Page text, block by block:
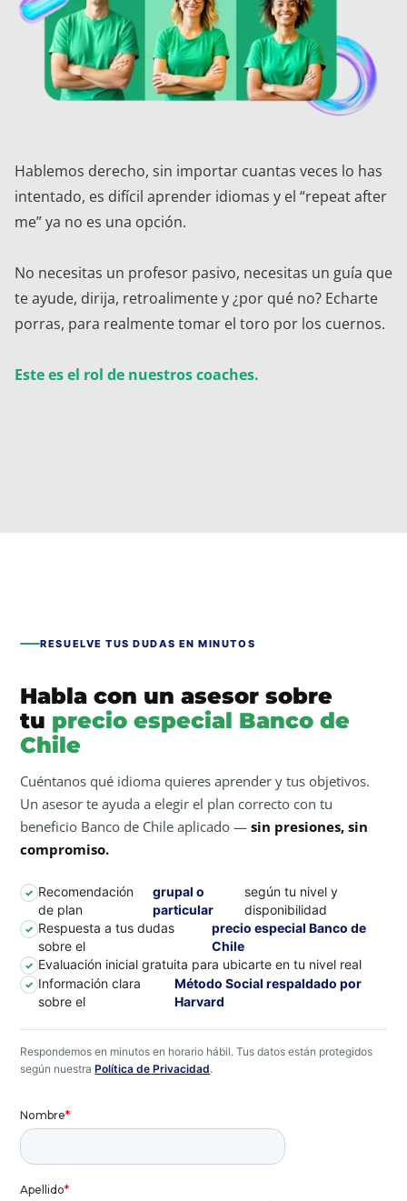
Hablemos derecho, sin importar cuantas veces lo has
intentado, es difícil aprender idiomas y el “repeat after
me” ya no es una opción.
No necesitas un profesor pasivo, necesitas un guía que
te ayude, dirija, retroalimente y ¿por qué no? Echarte
porras, para realmente tomar el toro por los cuernos.
Este es el rol de nuestros coaches.
RESUELVE TUS DUDAS EN MINUTOS
Habla con un asesor sobre
tu precio especial Banco de
Chile
Cuéntanos qué idioma quieres aprender y tus objetivos.
Un asesor te ayuda a elegir el plan correcto con tu
beneficio Banco de Chile aplicado —sin presiones, sin
compromiso.
✓ Recomendación
de plan
grupal o
particular
según tu nivel y
disponibilidad
✓ Respuesta a tus dudas
sobre el
precio especial Banco de
Chile
✓ Evaluación inicial gratuita para ubicarte en tu nivel real
✓ Información clara
sobre el
Método Social respaldado por
Harvard
Respondemos en minutos en horario hábil. Tus datos están protegidos
según nuestraPolítica de Privacidad.